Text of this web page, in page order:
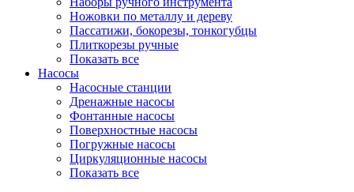
Ножовки по металлу и дереву
Пассатижи, бокорезы, тонкогубцы
Плиткорезы ручные
Показать все
Насосы
Насосные станции
Дренажные насосы
Фонтанные насосы
Поверхностные насосы
Погружные насосы
Циркуляционные насосы
Показать все